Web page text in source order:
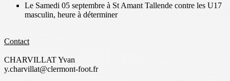
Le Samedi 05 septembre à St Amant Tallende contre les U17
masculin, heure à déterminer
Contact
CHARVILLAT Yvan
y.charvillat@clermont-foot.fr